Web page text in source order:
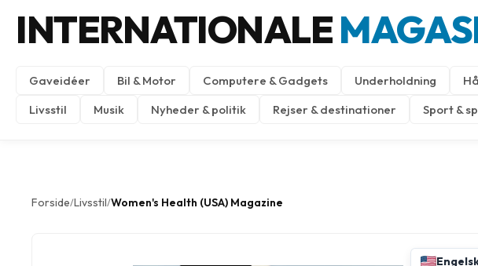
INTERNATIONALE
Gaveidéer Bil & Motor Computere & Gadgets Underholdning
Livsstil
Musik Nyheder & politik Rejser & destinationer Sport &
Forside/Livsstil/Women's Health (USA) Magazine